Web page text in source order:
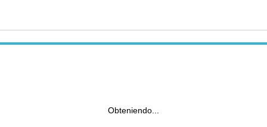
Obteniendo...